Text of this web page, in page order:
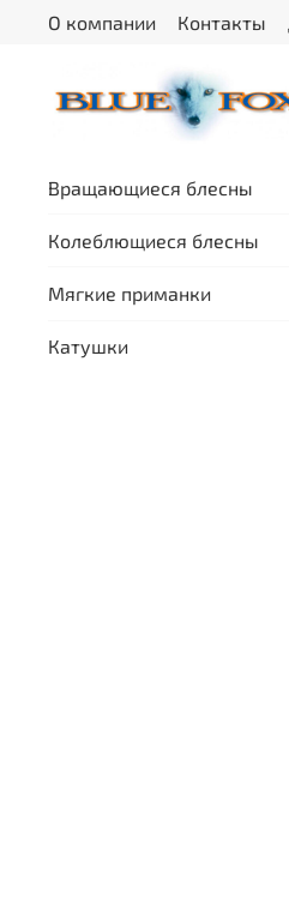
О компании Контакты
Вращающиеся блесны
Колеблющиеся блесны
Мягкие приманки
Катушки